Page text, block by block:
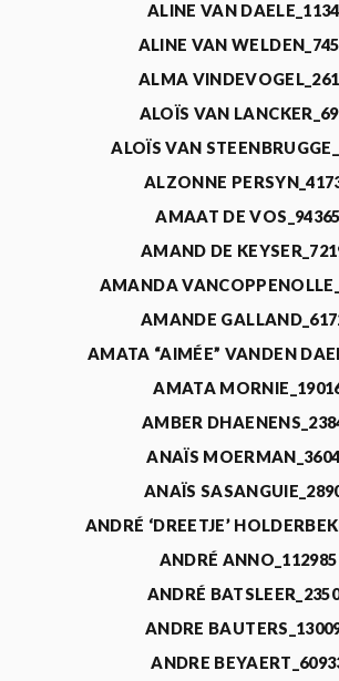
ALINE VAN
ALINE VAN
ALMA
ALOÏS VAN
ALOÏS VAN
ALZONNE
AMAAT DE VOS_94365
AMAND DE
AMANDA
AMANDE
AMATA “AIMÉE” VANDEN
AMATA
AMBER
ANAÏS
ANAÏS
ANDRÉ ‘DREETJE’
ANDRÉ ANNO_112985
ANDRÉ
ANDRE
ANDRE